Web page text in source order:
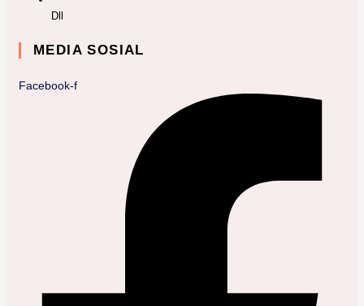
Dll
MEDIA SOSIAL
Facebook-f